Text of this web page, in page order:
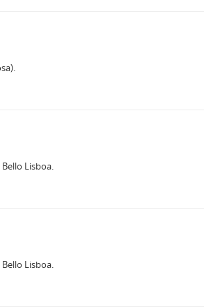
Lisboa.
Lisboa.